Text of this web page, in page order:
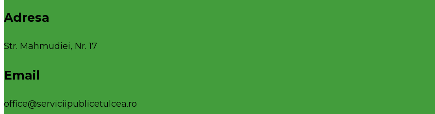
Adresa
Str. Mahmudiei, Nr. 17
Email
office@serviciipublicetulcea.ro